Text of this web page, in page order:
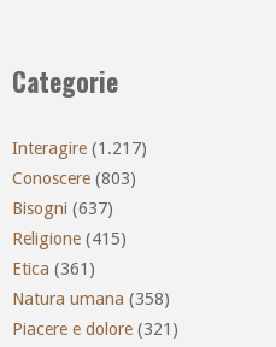
Categorie
Interagire (1.217)
Conoscere (803)
Bisogni (637)
Religione (415)
Etica (361)
Natura umana (358)
Piacere e dolore (321)